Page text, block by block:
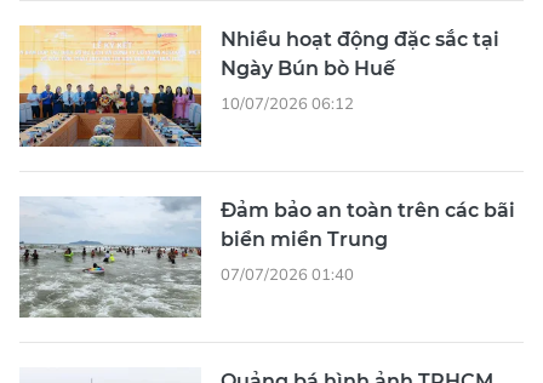
Nhiều hoạt động đặc sắc tại
Ngày Bún bò Huế
10/07/2026 06:12
Đảm bảo an toàn trên các bãi
biển miền Trung
07/07/2026 01:40